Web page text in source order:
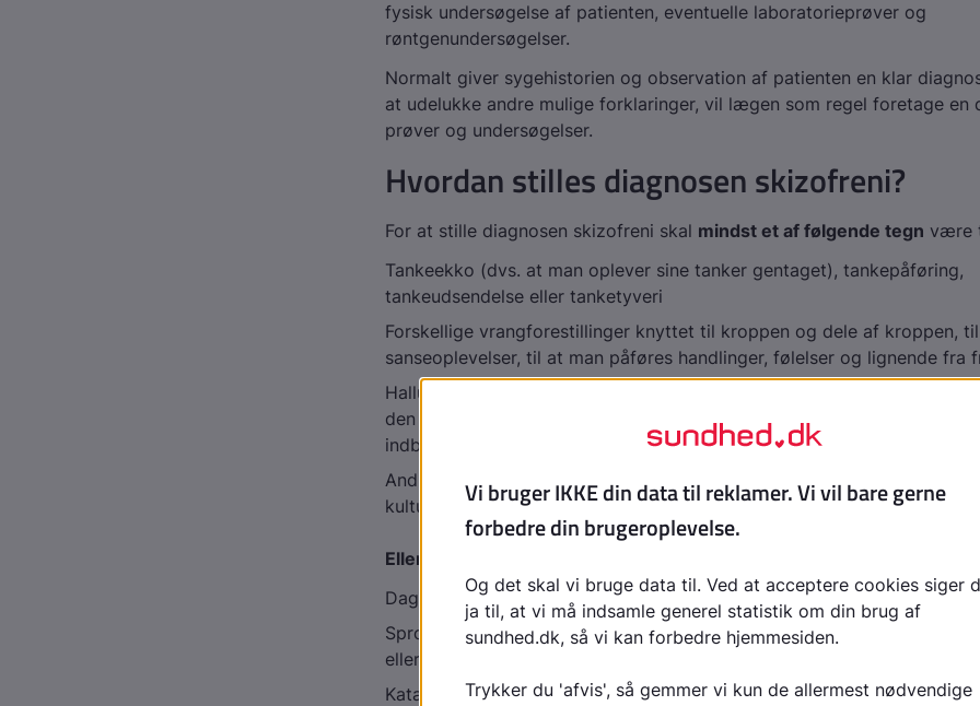
fysisk undersøgelse af patienten, eventuelle laboratorieprøver og
røntgenundersøgelser.
Normalt giver sygehistorien og observation af patienten en klar
at udelukke andre mulige forklaringer, vil lægen som regel foretage en
prøver og undersøgelser.
Hvordan stilles diagnosen skizofreni?
For at stille diagnosen skizofreni skal mindst et af følgende tegn være
Tankeekko (dvs. at man oplever sine tanker gentaget), tankepåføring,
tankeudsendelse eller tanketyveri
Forskellige vrangforestillinger knyttet til kroppen og dele af kroppen, til
sanseoplevelser, til at man påføres handlinger, følelser og lignende fra
Hallucinatoriske oplevelse, som f.eks. at høre en stemme der løbende
den syges adfærd (f.eks. "nu rejser han sig op") eller diskuterer
indbyrdes i tredje person
Andre vedvarende "bizarre" vrangforestillinger. Dvs. forestillinger som er
kulturfremmede og fuldstændigt umulige
Eller mindst to af følgende symptomer
Daglige hallucinationer ledsaget af vrangforestillinger
Sproglige tankeforstyrrelser i form af dannelse af nye ord, tankestop,
eller usammenhængende tale
Kataton adfærd. Det vil sige enten svær uro, ofte med gentagen